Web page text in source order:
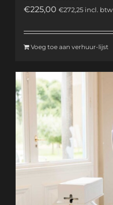
€225,00 €272,25 incl. btw
Voeg toe aan verhuur-lijst